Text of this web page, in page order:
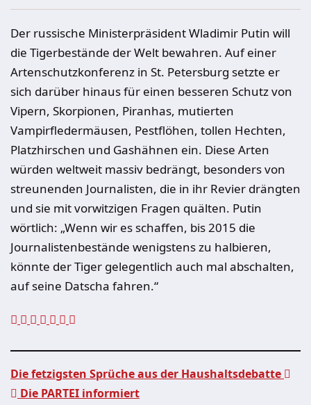
Der russische Ministerpräsident Wladimir Putin will
die Tigerbestände der Welt bewahren. Auf einer
Artenschutzkonferenz in St. Petersburg setzte er
sich darüber hinaus für einen besseren Schutz von
Vipern, Skorpionen, Piranhas, mutierten
Vampirfledermäusen, Pestflöhen, tollen Hechten,
Platzhirschen und Gashähnen ein. Diese Arten
würden weltweit massiv bedrängt, besonders von
streunenden Journalisten, die in ihr Revier drängten
und sie mit vorwitzigen Fragen quälten. Putin
wörtlich: „Wenn wir es schaffen, bis 2015 die
Journalistenbestände wenigstens zu halbieren,
könnte der Tiger gelegentlich auch mal abschalten,
auf seine Datscha fahren.“
Die fetzigsten Sprüche aus der Haushaltsdebatte
Die PARTEI informiert